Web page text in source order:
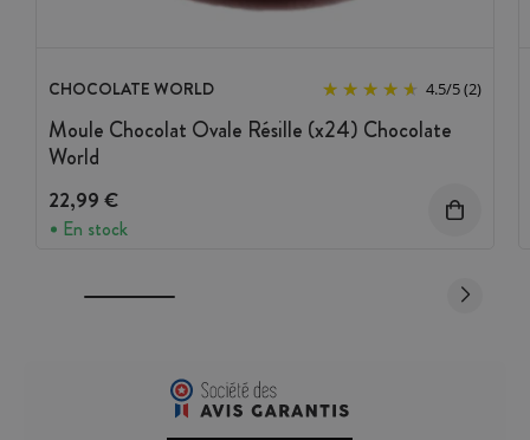
CHOCOLATE WORLD 4.5/5(2)
Moule Chocolat Ovale Résille (x24) Chocolate
World
22,99 €
En stock